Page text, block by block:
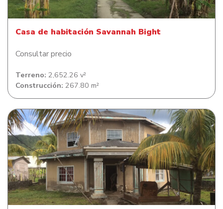
Casa de habitación Savannah Bight
Consultar precio
Terreno: 2,652.26 v²
Construcción: 267.80 m²
Casa de habitación en Savanna Bight